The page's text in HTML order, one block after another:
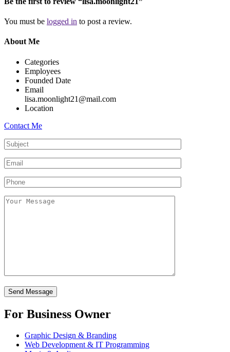
You must be logged in to post a review.
About Me
Categories
Employees
Founded Date
Email
lisa.moonlight21@mail.com
Location
Contact Me
For Business Owner
Graphic Design & Branding
Web Development & IT Programming